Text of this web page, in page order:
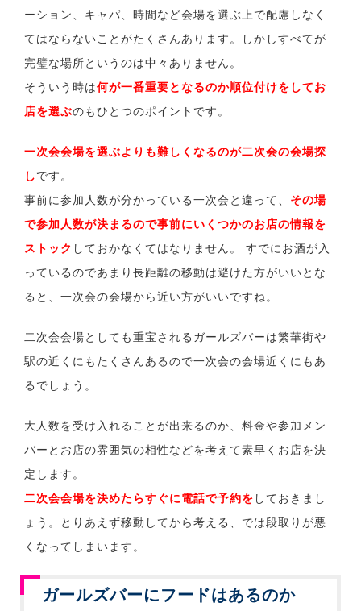
ーション、キャパ、時間など会場を選ぶ上で配慮しなく
てはならないことがたくさんあります。しかしすべてが
完璧な場所というのは中々ありません。
そういう時は何が一番重要となるのか順位付けをしてお
店を選ぶのもひとつのポイントです。
一次会会場を選ぶよりも難しくなるのが二次会の会場探
しです。
事前に参加人数が分かっている一次会と違って、 その場
で参加人数が決まるので事前にいくつかのお店の情報を
ストック しておかなくてはなりません。 すでにお酒が入
っているのであまり長距離の移動は避けた方がいいとな
ると、一次会の会場から近い方がいいですね。
二次会会場としても重宝されるガールズバーは繁華街や
駅の近くにもたくさんあるので一次会の会場近くにもあ
るでしょう。
大人数を受け入れることが出来るのか、料金や参加メン
バーとお店の雰囲気の相性などを考えて素早くお店を決
定します。
二次会会場を決めたらすぐに電話で予約を しておきまし
ょう。とりあえず移動してから考える、では段取りが悪
くなってしまいます。
ガールズバーにフードはあるのか